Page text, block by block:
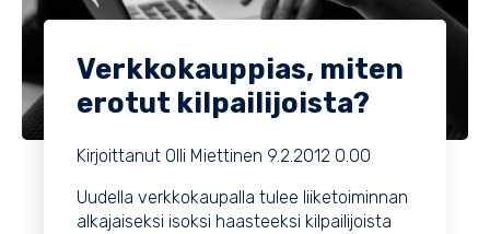
Verkkokauppias, miten
erotut kilpailijoista?
Kirjoittanut Olli Miettinen 9.2.2012 0.00
Uudella verkkokaupalla tulee liiketoiminnan
alkajaiseksi isoksi haasteeksi kilpailijoista